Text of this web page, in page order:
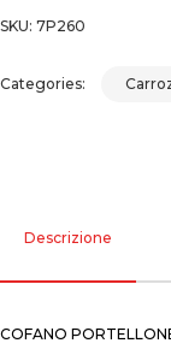
SKU: 7P260
Categories:
Descrizione
COFANO